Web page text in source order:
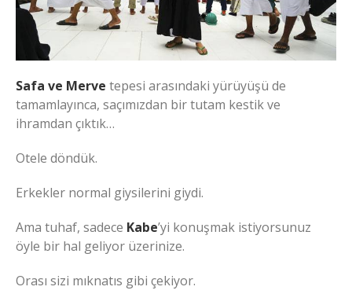
Safa ve Merve tepesi arasındaki yürüyüşü de
tamamlayınca, saçımızdan bir tutam kestik ve
ihramdan çıktık…
Otele döndük.
Erkekler normal giysilerini giydi.
Ama tuhaf, sadece Kabe’yi konuşmak istiyorsunuz
öyle bir hal geliyor üzerinize.
Orası sizi mıknatıs gibi çekiyor.